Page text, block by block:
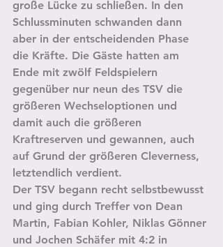
große Lücke zu schließen. In den
Schlussminuten schwanden dann
aber in der entscheidenden Phase
die Kräfte. Die Gäste hatten am
Ende mit zwölf Feldspielern
gegenüber nur neun des TSV die
größeren Wechseloptionen und
damit auch die größeren
Kraftreserven und gewannen, auch
auf Grund der größeren Cleverness,
letztendlich verdient.
Der TSV begann recht selbstbewusst
und ging durch Treffer von Dean
Martin, Fabian Kohler, Niklas Gönner
und Jochen Schäfer mit 4:2 in